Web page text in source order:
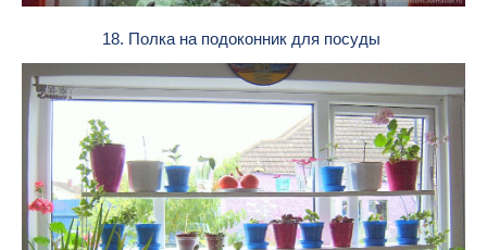
18. Полка на подоконник для посуды